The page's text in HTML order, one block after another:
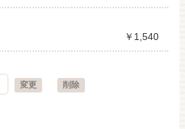
￥1,540
変更
削除